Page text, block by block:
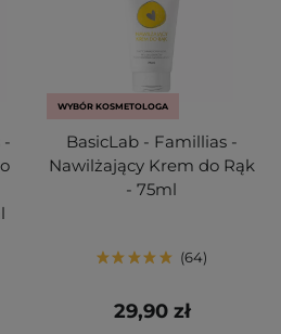
-
WYBÓR KOSMETOLOGA
BasicLab - Famillias -
Nawilżający Krem do Rąk
- 75ml
64
29,90 zł